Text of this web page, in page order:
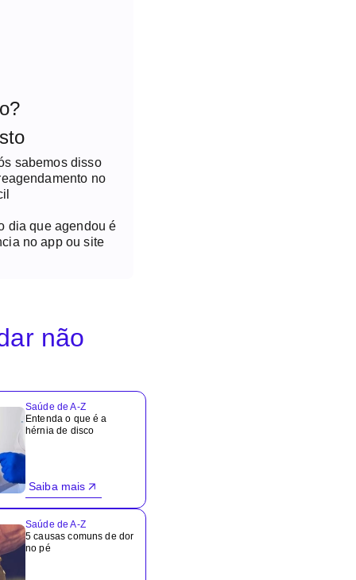
sabemos disso
no
dia que agendou é
no app ou site
não
Saúde de A-Z
Entenda o que é a
hérnia de disco
Saiba mais
Saúde de A-Z
5 causas comuns de dor
no pé